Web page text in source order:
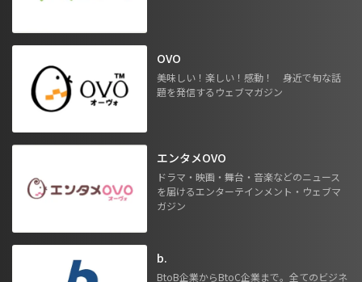
OVO
美味しい！楽しい！感動！ 身近で旬な話
題を発信するウェブマガジン
エンタメOVO
ドラマ・映画・舞台・音楽などのニュース
を届けるエンターテインメント・ウェブマ
ガジン
b.
BtoB企業からBtoC企業まで。全てのビジネ